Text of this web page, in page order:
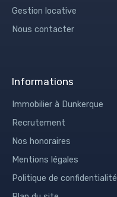
Gestion locative
Nous contacter
Informations
Immobilier à Dunkerque
Recrutement
Nos honoraires
Mentions légales
Politique de confidentialité